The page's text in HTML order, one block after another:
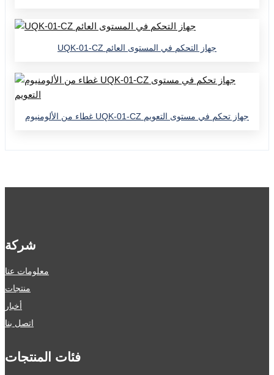
UQK-01-CZ جهاز التحكم في المستوى العائم
غطاء من الألومنيوم UQK-01-CZ جهاز تحكم في مستوى التعويم
شركة
معلومات عنا
منتجات
أخبار
اتصل بنا
فئات المنتجات